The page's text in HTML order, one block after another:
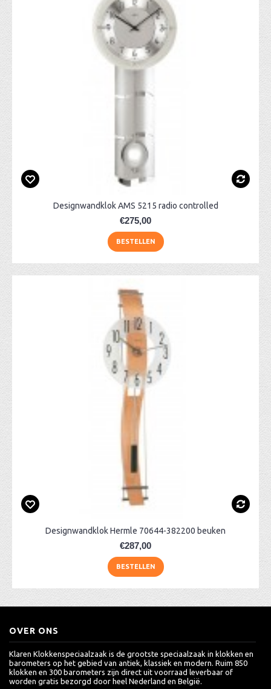
Designwandklok AMS 5215 radio controlled
€275,00
BESTELLEN
Designwandklok Hermle 70644-382200 beuken
€287,00
BESTELLEN
OVER ONS
Klaren Klokkenspeciaalzaak is de grootste speciaalzaak in klokken en
barometers op het gebied van antiek, klassiek en modern. Ruim 850
klokken en 300 barometers zijn direct uit voorraad leverbaar of
worden gratis bezorgd door heel Nederland en België.